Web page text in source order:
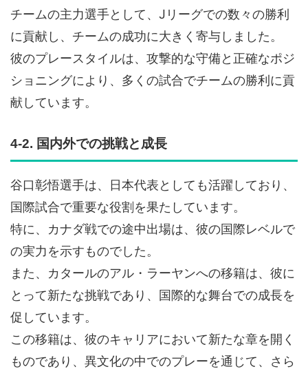
チームの主力選手として、Jリーグでの数々の勝利
に貢献し、チームの成功に大きく寄与しました。
彼のプレースタイルは、攻撃的な守備と正確なポジ
ショニングにより、多くの試合でチームの勝利に貢
献しています。
4-2. 国内外での挑戦と成長
谷口彰悟選手は、日本代表としても活躍しており、
国際試合で重要な役割を果たしています。
特に、カナダ戦での途中出場は、彼の国際レベルで
の実力を示すものでした。
また、カタールのアル・ラーヤンへの移籍は、彼に
とって新たな挑戦であり、国際的な舞台での成長を
促しています。
この移籍は、彼のキャリアにおいて新たな章を開く
ものであり、異文化の中でのプレーを通じて、さら